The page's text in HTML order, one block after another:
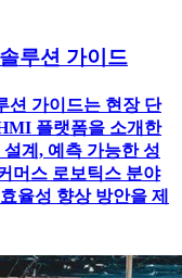
루션 가이드
션 가이드는 현장 단
플랫폼을 소개한
계, 예측 가능한 성
머스 로보틱스 분야
율성 향상 방안을 제